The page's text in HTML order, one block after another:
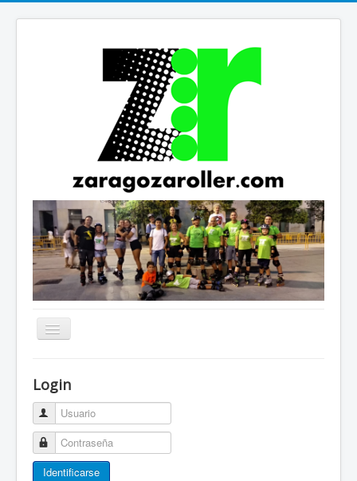
Cambiar
Patines Solidarios
¿Cómo asociarme? Ventajas
Movilidad en patines F.A.Q.
Login
Usuario
Contraseña
Identificarse